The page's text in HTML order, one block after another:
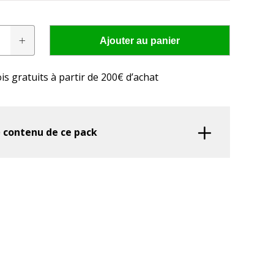
LED adaptée à votre tracteur en seulement quelques
Ajouter au panier
gratuits à partir de 200€ d’achat
contenu de ce pack